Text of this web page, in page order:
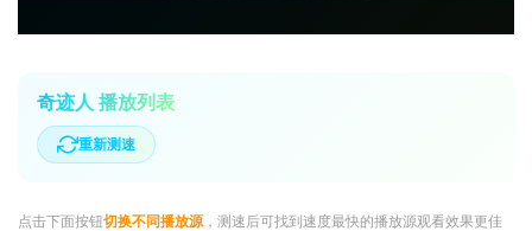
奇迹人 播放列表
重新测速
点击下面按钮切换不同播放源，测速后可找到速度最快的播放源观看效果更佳